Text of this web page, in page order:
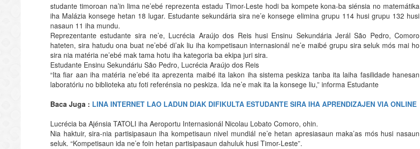
studante timoroan na’in lima ne’ebé reprezenta estadu Timor-Leste hodi ba kompete kona-ba siénsia no matemátika
iha Malázia konsege hetan 18 lugar. Estudante sekundária sira ne’e konsege elimina grupu 114 husi grupu 132 husi
nasaun 11 iha mundu.
Reprezentante estudante sira ne’e, Lucrécia Araújo dos Reis husi Ensinu Sekundária Jerál São Pedro, Comoro
hateten, sira hatudu ona buat ne’ebé di’ak liu iha kompetisaun internasionál ne’e maibé grupu sira seluk mós mai ho
sira nia matéria ne’ebé mak tama hotu iha kategoria ba ekipa juri sira.
Estudante Ensinu Sekundáriu São Pedro, Lucrécia Araújo dos Reis
“Ita fiar aan iha matéria ne’ebé ita aprezenta maibé ita lakon iha sistema peskiza tanba ita laiha fasilidade hanesan
laboratóriu no biblioteka atu foti referénsia no peskiza. Ida ne’e mak ita la konsege liu,” informa Estudante
Baca Juga : LINA INTERNET LAO LADUN DIAK DIFIKULTA ESTUDANTE SIRA IHA APRENDIZAJEN VIA ONLINE
Lucrécia ba Ajénsia TATOLI iha Aeroportu Internasionál Nicolau Lobato Comoro, ohin.
Nia haktuir, sira-nia partisipasaun iha kompetisaun nivel mundiál ne’e hetan apresiasaun maka’as mós husi nasaun
seluk. “Kompetisaun ida ne’e foin hetan partisipasaun dahuluk husi Timor-Leste”.